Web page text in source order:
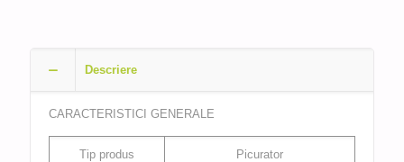
Descriere
CARACTERISTICI GENERALE
Tip produs Picurator